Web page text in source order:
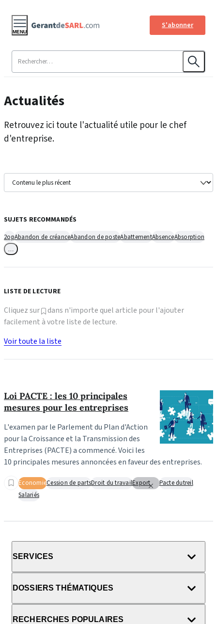
S'abonner
MENU
Actualités
Retrouvez ici toute l'actualité utile pour le chef
d'entreprise.
Loi PACTE : les 10 principales
mesures pour les entreprises
L'examen par le Parlement du Plan d'Action
pour la Croissance et la Transmission des
Entreprises (PACTE) a commencé. Voici les
10 principales mesures annoncées en faveur des entreprises.
EconomieCession de partsDroit du travailExport
Pacte dutreil
Salariés
SUJETS RECOMMANDÉS
2opAbandon de créanceAbandon de posteAbattementAbsenceAbsorption
LISTE DE LECTURE
Cliquez sur
dans n'importe quel article pour l'ajouter
facilement à votre liste de lecture.
Voir toute la liste
SERVICES
DOSSIERS THÉMATIQUES
RECHERCHES POPULAIRES